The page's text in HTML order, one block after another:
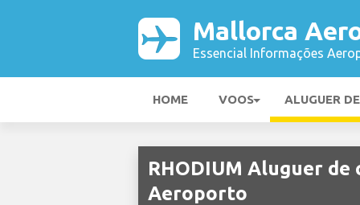
Mallorca
Essencial Informações
HOME VOOS ALUGUER
RHODIUM Aluguer
Aeroporto